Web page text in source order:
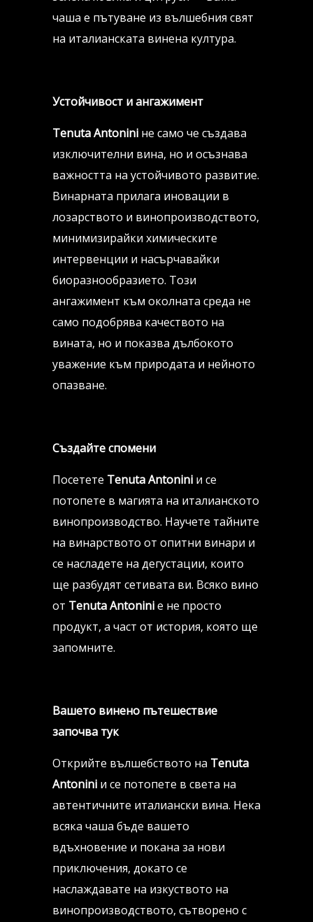
чаша е пътуване из вълшебния свят
на италианската винена култура.
Устойчивост и ангажимент
Tenuta Antonini не само че създава
изключителни вина, но и осъзнава
важността на устойчивото развитие.
Винарната прилага иновации в
лозарството и винопроизводството,
минимизирайки химическите
интервенции и насърчавайки
биоразнообразието. Този
ангажимент към околната среда не
само подобрява качеството на
вината, но и показва дълбокото
уважение към природата и нейното
опазване.
Създайте спомени
Посетете Tenuta Antonini и се
потопете в магията на италианското
винопроизводство. Научете тайните
на винарството от опитни винари и
се насладете на дегустации, които
ще разбудят сетивата ви. Всяко вино
от Tenuta Antoniniе не просто
продукт, а част от история, която ще
запомните.
Вашето винено пътешествие
започва тук
Открийте вълшебството на Tenuta
Antonini и се потопете в света на
автентичните италиански вина. Нека
всяка чаша бъде вашето
вдъхновение и покана за нови
приключения, докато се
наслаждавате на изкуството на
винопроизводството, сътворено с